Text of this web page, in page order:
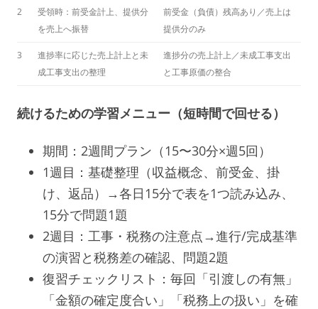
2
受領時：前受金計上、提供分
を売上へ振替
前受金（負債）残高あり／売上は
提供分のみ
3
進捗率に応じた売上計上と未
成工事支出の整理
進捗分の売上計上／未成工事支出
と工事原価の整合
続けるための学習メニュー（短時間で回せる）
期間：2週間プラン（15〜30分×週5回）
1週目：基礎整理（収益概念、前受金、掛
け、返品）→各日15分で表を1つ読み込み、
15分で問題1題
2週目：工事・税務の注意点→進行/完成基準
の演習と税務差の確認、問題2題
復習チェックリスト：毎回「引渡しの有無」
「金額の確定度合い」「税務上の扱い」を確